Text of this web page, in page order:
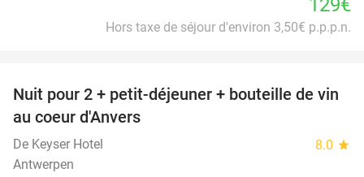
129€
Hors taxe de séjour d'environ 3,50€ p.p.p.n.
31%
Nuit pour 2 + petit-déjeuner + bouteille de vin
au coeur d'Anvers
De Keyser Hotel 8.0 star
Antwerpen